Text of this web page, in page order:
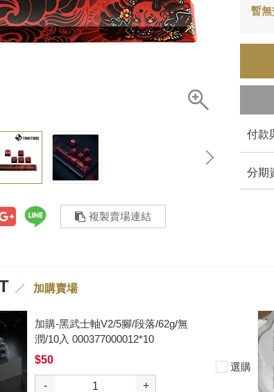
複製賣場連結
暫
付款
分期
加購賣場
加購-黑武士軸V2/5腳/段落/62g/無
潤/10入 000377000012*10
$50